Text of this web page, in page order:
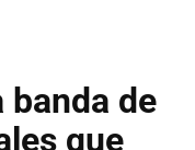
banda de
que